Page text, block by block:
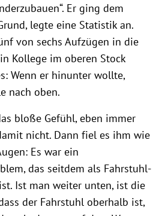
Er ging dem
legte eine Statistik an.
von sechs Aufzügen in die
Kollege im oberen Stock
Wenn er hinunter wollte,
nach oben.
bloße Gefühl, eben immer
nicht. Dann fiel es ihm wie
Es war ein
das seitdem als Fahrstuhl-
Ist man weiter unten, ist die
der Fahrstuhl oberhalb ist,